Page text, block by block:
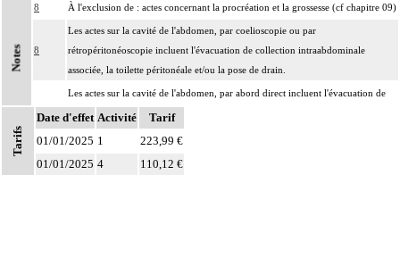
Notes
8 À l'exclusion de : actes concernant la procréation et la grossesse (cf chapitre 09)
8
Les actes sur la cavité de l'abdomen, par coelioscopie ou par
rétropéritonéoscopie incluent l'évacuation de collection intraabdominale
associée, la toilette péritonéale et/ou la pose de drain.
8
Les actes sur la cavité de l'abdomen, par abord direct incluent l'évacuation de
collection intraabdominale associée, la toilette péritonéale et/ou la pose de
drain.
Tarifs
Date d'effet Activité
Tarif
01/01/2025 1
223,99 €
01/01/2025 4 110,12 €